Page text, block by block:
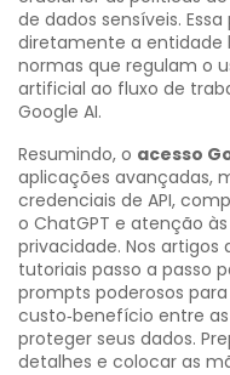
de dados sensíveis.
diretamente a entidade
normas que regulam o
artificial ao fluxo de
Google AI.
Resumindo, o acesso
aplicações avançadas,
credenciais de API,
o ChatGPT e atenção
privacidade. Nos
tutoriais passo a passo
prompts poderosos
custo‑benefício entre
proteger seus dados.
detalhes e colocar as